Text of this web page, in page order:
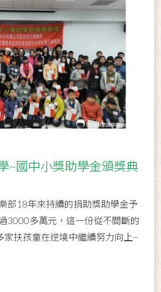
~國中小獎助學金頒獎典
部18年來持續的捐助獎助學金予
3000多萬元，這一份從不間斷的
扶孩童在逆境中繼續努力向上~